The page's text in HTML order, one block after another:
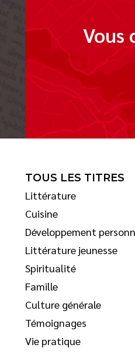
Vous
TOUS LES TITRES
Littérature
Cuisine
Développement
Littérature jeunesse
Spiritualité
Famille
Culture générale
Témoignages
Vie pratique